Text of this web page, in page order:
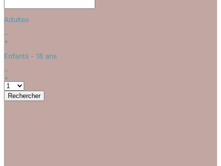
Adultes
−
+
Enfants - 18 ans
−
+
Rechercher